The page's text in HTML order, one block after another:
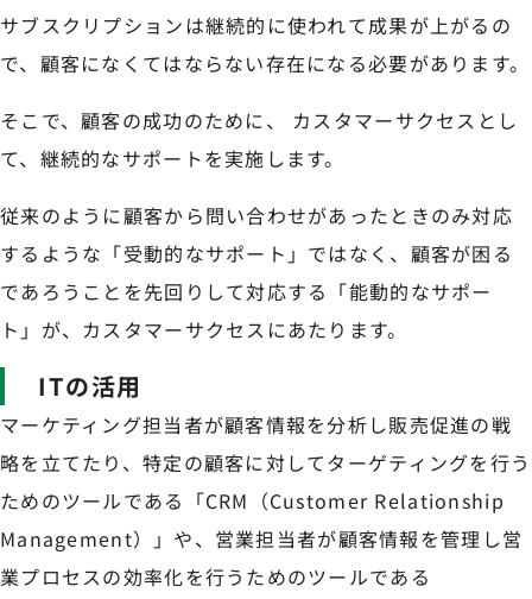
サブスクリプションは継続的に使われて成果が上がるの
で、顧客になくてはならない存在になる必要があります。
そこで、顧客の成功のために、 カスタマーサクセスとし
て、継続的なサポートを実施します。
従来のように顧客から問い合わせがあったときのみ対応
するような「受動的なサポート」ではなく、顧客が困る
であろうことを先回りして対応する「能動的なサポー
ト」が、カスタマーサクセスにあたります。
ITの活用
マーケティング担当者が顧客情報を分析し販売促進の戦
略を立てたり、特定の顧客に対してターゲティングを行う
ためのツールである「CRM（Customer Relationship
Management）」や、営業担当者が顧客情報を管理し営
業プロセスの効率化を行うためのツールである